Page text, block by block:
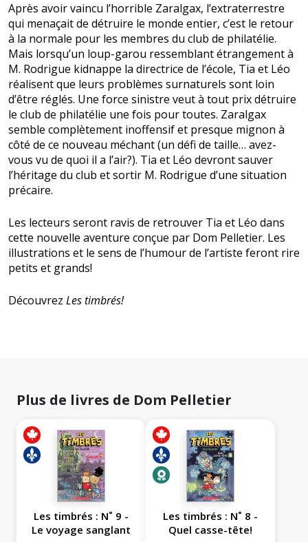
Après avoir vaincu l’horrible Zaralgax, l’extraterrestre
qui menaçait de détruire le monde entier, c’est le retour
à la normale pour les membres du club de philatélie.
Mais lorsqu’un loup-garou ressemblant étrangement à
M. Rodrigue kidnappe la directrice de l’école, Tia et Léo
réalisent que leurs problèmes surnaturels sont loin
d’être réglés. Une force sinistre veut à tout prix détruire
le club de philatélie une fois pour toutes. Zaralgax
semble complètement inoffensif et presque mignon à
côté de ce nouveau méchant (un défi de taille… avez-
vous vu de quoi il a l’air?). Tia et Léo devront sauver
l’héritage du club et sortir M. Rodrigue d’une situation
précaire.
Les lecteurs seront ravis de retrouver Tia et Léo dans
cette nouvelle aventure conçue par Dom Pelletier. Les
illustrations et le sens de l’humour de l’artiste feront rire
petits et grands!
Découvrez Les timbrés!
Plus de livres de Dom Pelletier
Les timbrés : N˚ 9 -
Le voyage sanglant
Les timbrés : N˚ 8 -
Quel casse-tête!